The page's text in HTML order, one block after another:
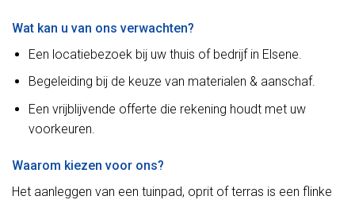
Wat kan u van ons verwachten?
Een locatiebezoek bij uw thuis of bedrijf in Elsene.
Begeleiding bij de keuze van materialen & aanschaf.
Een vrijblijvende offerte die rekening houdt met uw
voorkeuren.
Waarom kiezen voor ons?
Het aanleggen van een tuinpad, oprit of terras is een flinke